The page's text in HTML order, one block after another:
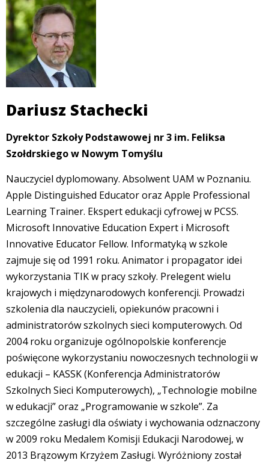
Dariusz Stachecki
Dyrektor Szkoły Podstawowej nr 3 im. Feliksa
Szołdrskiego w Nowym Tomyślu
Nauczyciel dyplomowany. Absolwent UAM w Poznaniu.
Apple Distinguished Educator oraz Apple Professional
Learning Trainer. Ekspert edukacji cyfrowej w PCSS.
Microsoft Innovative Education Expert i Microsoft
Innovative Educator Fellow. Informatyką w szkole
zajmuje się od 1991 roku. Animator i propagator idei
wykorzystania TIK w pracy szkoły. Prelegent wielu
krajowych i międzynarodowych konferencji. Prowadzi
szkolenia dla nauczycieli, opiekunów pracowni i
administratorów szkolnych sieci komputerowych. Od
2004 roku organizuje ogólnopolskie konferencje
poświęcone wykorzystaniu nowoczesnych technologii w
edukacji – KASSK (Konferencja Administratorów
Szkolnych Sieci Komputerowych), „Technologie mobilne
w edukacji” oraz „Programowanie w szkole”. Za
szczególne zasługi dla oświaty i wychowania odznaczony
w 2009 roku Medalem Komisji Edukacji Narodowej, w
2013 Brązowym Krzyżem Zasługi. Wyróżniony został